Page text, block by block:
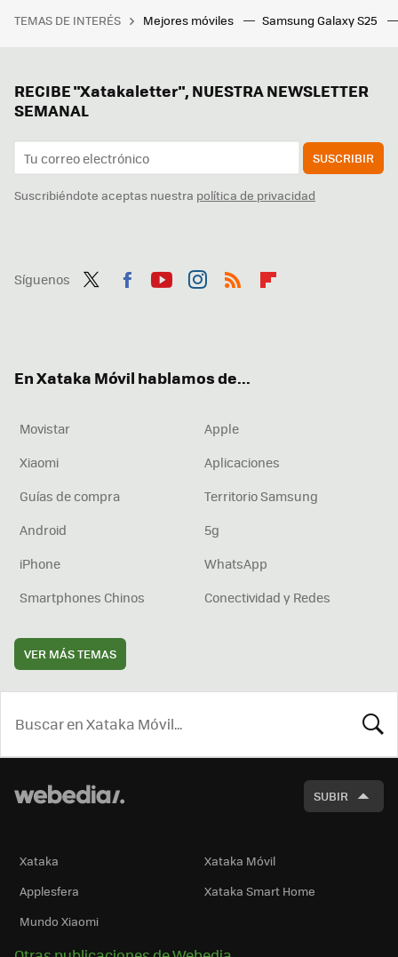
TEMAS DE INTERÉS Mejores móviles Samsung Galaxy S25
RECIBE "Xatakaletter", NUESTRA NEWSLETTER
SEMANAL
SUSCRIBIR
Suscribiéndote aceptas nuestra política de privacidad
Síguenos
En Xataka Móvil hablamos de...
Movistar
Apple
Xiaomi
Aplicaciones
Guías de compra
Territorio Samsung
Android
5g
iPhone
WhatsApp
Smartphones Chinos
Conectividad y Redes
VER MÁS TEMAS
SUBIR
Xataka
Xataka Móvil
Applesfera
Xataka Smart Home
Mundo Xiaomi